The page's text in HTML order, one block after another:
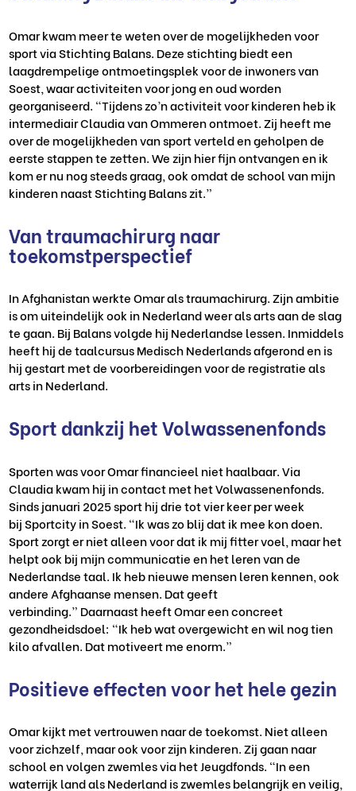
Omarkwam meer te weten over de mogelijkheden voor
sport via Stichting Balans. Deze stichtingbiedteen
laagdrempelige ontmoetingsplek voor de inwoners van
Soest, waar activiteiten voor jong en oud worden
georganiseerd. “Tijdens zo’n activiteitvoor kinderenheb ik
intermediairClaudia van Ommerenontmoet.Zij heeft me
over de mogelijkheden van sport verteld en geholpen de
eerste stappen te zetten. We zijn hier fijnontvangenen ik
kom er nu nog steeds graag, ook omdat de school van mijn
kinderen naast Stichting Balans zit.”
Van traumachirurg naar
toekomstperspectief
In Afghanistan werkteOmarals traumachirurg. Zijn ambitie
is om uiteindelijk ook in Nederland weer als arts aan de slag
te gaan. Bij Balansvolgde hij Nederlandse lessen. Inmiddels
heeft hij de taalcursus Medisch Nederlands afgerond en is
hij gestart met de voorbereidingen voorde registratie als
arts in Nederland.
Sport dankzij het Volwassenenfonds
Sporten was voorOmarfinancieel niet haalbaar. Via
Claudia kwam hij in contact met het Volwassenenfonds.
Sinds januari 2025 sport hij drie tot vier keer per week
bijSportcityin Soest. “Ik was zoblij dat ik mee kon doen.
Sport zorgt er niet alleen voor dat ik mij fitter voel, maar het
helpt ook bij mijn communicatie en het leren van de
Nederlandse taal. Ik heb nieuwe mensen leren kennen, ook
andere Afghaanse mensen. Dat geeft
verbinding.” Daarnaast heeftOmareen concreet
gezondheidsdoel: “Ik heb wat overgewicht en wil nog tien
kilo afvallen. Dat motiveert me enorm.”
Positieve effecten voor het hele gezin
Omarkijkt met vertrouwen naar de toekomst. Niet alleen
voor zichzelf, maar ook voor zijn kinderen. Zij gaan naar
school en volgen zwemles via het Jeugdfonds. “In een
waterrijk land als Nederland is zwemles belangrijk en veilig,